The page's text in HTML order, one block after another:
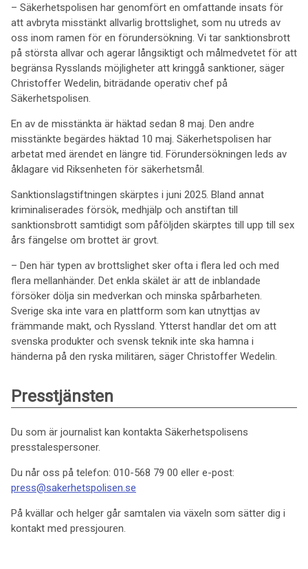
– Säkerhetspolisen har genomfört en omfattande insats för
att avbryta misstänkt allvarlig brottslighet, som nu utreds av
oss inom ramen för en förundersökning. Vi tar sanktionsbrott
på största allvar och agerar långsiktigt och målmedvetet för att
begränsa Rysslands möjligheter att kringgå sanktioner, säger
Christoffer Wedelin, biträdande operativ chef på
Säkerhetspolisen.
En av de misstänkta är häktad sedan 8 maj. Den andre
misstänkte begärdes häktad 10 maj. Säkerhetspolisen har
arbetat med ärendet en längre tid. Förundersökningen leds av
åklagare vid Riksenheten för säkerhetsmål.
Sanktionslagstiftningen skärptes i juni 2025. Bland annat
kriminaliserades försök, medhjälp och anstiftan till
sanktionsbrott samtidigt som påföljden skärptes till upp till sex
års fängelse om brottet är grovt.
– Den här typen av brottslighet sker ofta i flera led och med
flera mellanhänder. Det enkla skälet är att de inblandade
försöker dölja sin medverkan och minska spårbarheten.
Sverige ska inte vara en plattform som kan utnyttjas av
främmande makt, och Ryssland. Ytterst handlar det om att
svenska produkter och svensk teknik inte ska hamna i
händerna på den ryska militären, säger Christoffer Wedelin.
Presstjänsten
Du som är journalist kan kontakta Säkerhetspolisens
presstalespersoner.
Du når oss på telefon: 010-568 79 00 eller e-post:
press@sakerhetspolisen.se
På kvällar och helger går samtalen via växeln som sätter dig i
kontakt med pressjouren.